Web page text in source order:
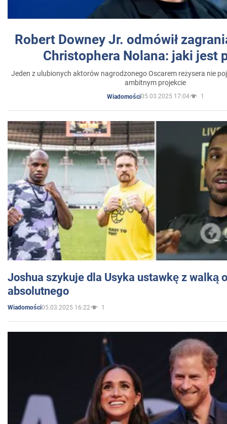
Robert Downey Jr. odmówił
Christophera Nolana: jaki jest
Jeden z ulubionych aktorów nagrodzonego Oscarem reżysera nie
ambitnym projekcie
Wiadomości05.03.2025 17:04 1
Joshua szykuje dla Usyka ustawkę z walką
absolutnego
Wiadomości05.03.2025 16:22 1